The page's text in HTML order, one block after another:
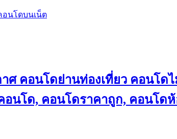
อนโดบนเน็ต
าศ คอนโดย่านท่องเที่ยว คอนโ
นโด, คอนโดราคาถูก, คอนโดห้